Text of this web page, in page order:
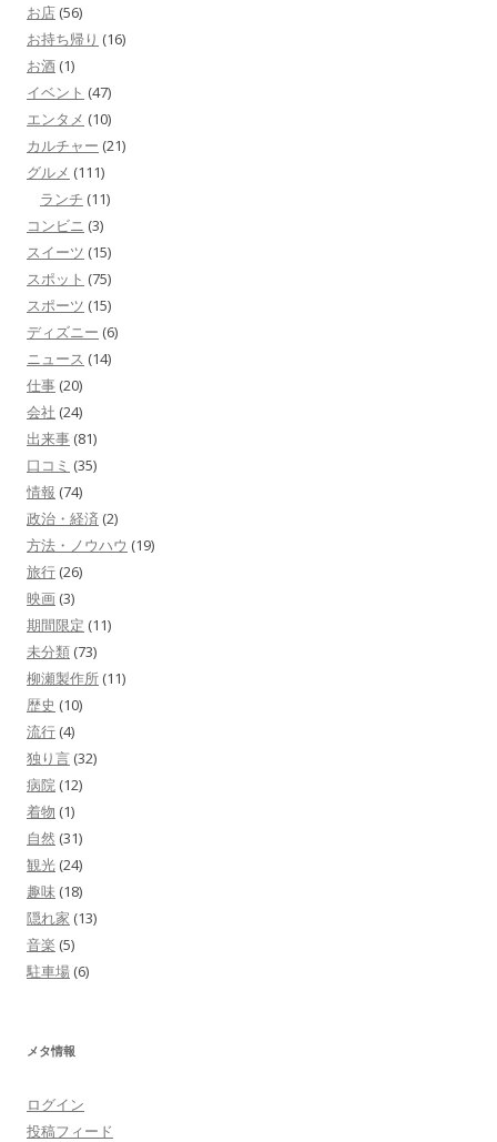
お店 (56)
お持ち帰り (16)
お酒 (1)
イベント (47)
エンタメ (10)
カルチャー (21)
グルメ (111)
ランチ (11)
コンビニ (3)
スイーツ (15)
スポット (75)
スポーツ (15)
ディズニー (6)
ニュース (14)
仕事 (20)
会社 (24)
出来事 (81)
口コミ (35)
情報 (74)
政治・経済 (2)
方法・ノウハウ (19)
旅行 (26)
映画 (3)
期間限定 (11)
未分類 (73)
柳瀬製作所 (11)
歴史 (10)
流行 (4)
独り言 (32)
病院 (12)
着物 (1)
自然 (31)
観光 (24)
趣味 (18)
隠れ家 (13)
音楽 (5)
駐車場 (6)
メタ情報
ログイン
投稿フィード